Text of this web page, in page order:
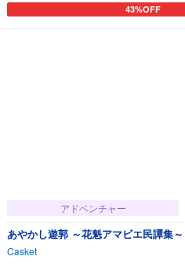
43%OFF
カートに追加
アドベンチャー
あやかし遊郭 ～花魁アマビエ民譚集～
Casket